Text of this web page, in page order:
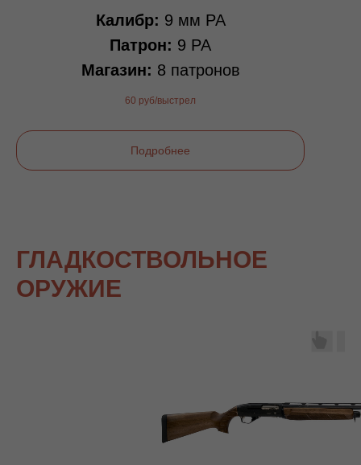
Калибр: 9 мм PA
Патрон: 9 PA
Магазин: 8 патронов
60 руб/выстрел
Подробнее
ГЛАДКОСТВОЛЬНОЕ
ОРУЖИЕ